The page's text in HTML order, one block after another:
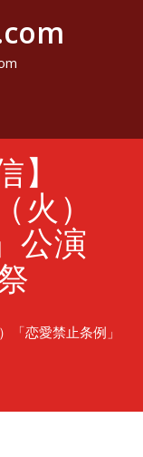
）
公演
「恋愛禁止条例」